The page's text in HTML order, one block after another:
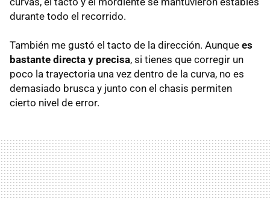
durante todo el recorrido.
También me gustó el tacto de la dirección. Aunque es
bastante directa y precisa, si tienes que corregir un
poco la trayectoria una vez dentro de la curva, no es
demasiado brusca y junto con el chasis permiten
cierto nivel de error.